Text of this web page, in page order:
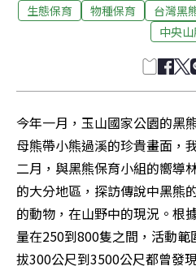
生態保育 物種保育 台灣黑
中央
今年一月，玉山國家公園的黑
母熊帶小熊過溪的珍貴畫面，
二月，與黑熊保育小組的嚮導
的大分地區，探訪傳說中黑熊
的動物，在山野中的現況。根
量在250到800隻之間，活動
拔300公尺到3500公尺都曾發